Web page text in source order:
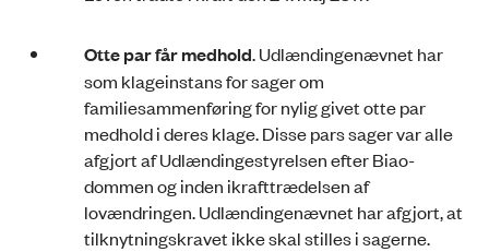
Otte par får medhold. Udlændingenævnet har
som klageinstans for sager om
familiesammenføring for nylig givet otte par
medhold i deres klage. Disse pars sager var alle
afgjort af Udlændingestyrelsen efter Biao-
dommen og inden ikrafttrædelsen af
lovændringen. Udlændingenævnet har afgjort, at
tilknytningskravet ikke skal stilles i sagerne.